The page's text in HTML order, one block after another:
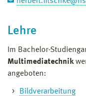
Lehre
Im Bachelor-
Multimediatechnik
angeboten:
Bildverarbeitung